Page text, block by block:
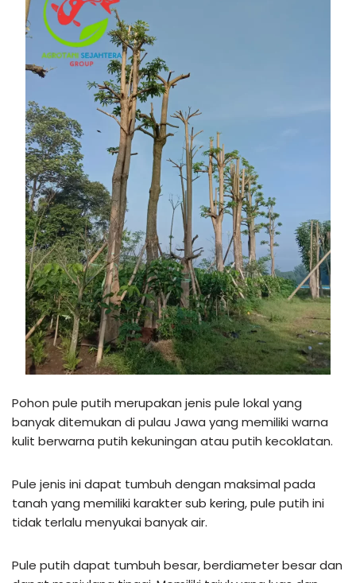
Pohon pule putih merupakan jenis pule lokal yang
banyak ditemukan di pulau Jawa yang memiliki warna
kulit berwarna putih kekuningan atau putih kecoklatan.
Pule jenis ini dapat tumbuh dengan maksimal pada
tanah yang memiliki karakter sub kering, pule putih ini
tidak terlalu menyukai banyak air.
Pule putih dapat tumbuh besar, berdiameter besar dan